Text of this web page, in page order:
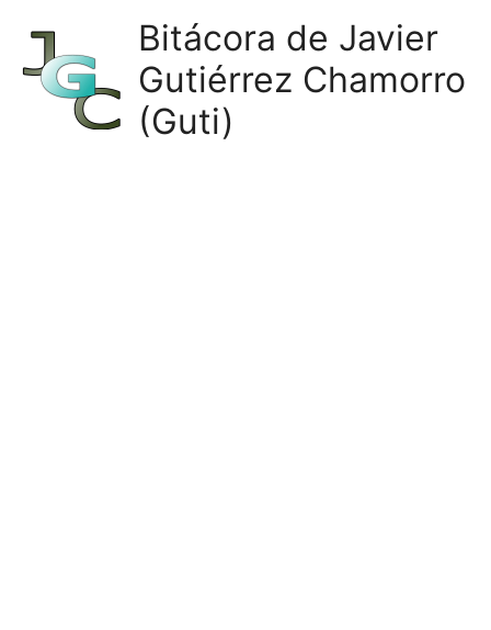
contenido
Bitácora de Javier
Gutiérrez Chamorro
(Guti)